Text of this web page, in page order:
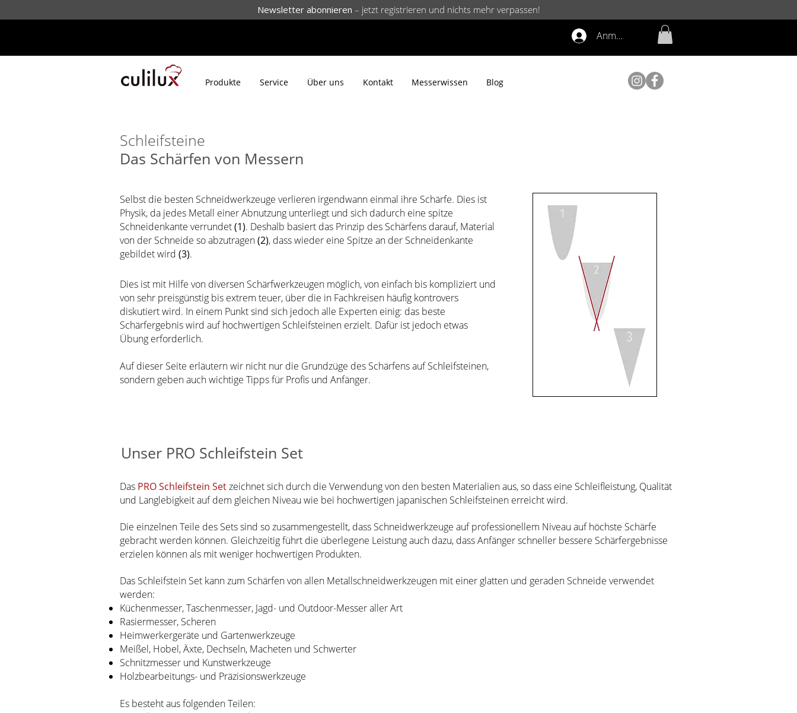
Newsletter abonnieren – jetzt registrieren und nichts mehr verpassen!
Anmelden
Produkte Service Über uns Kontakt Messerwissen Blog
Schleifsteine
Das Schärfen von Messern
Selbst die besten Schneidwerkzeuge verlieren irgendwann einmal ihre Schärfe. Dies ist
Physik, da jedes Metall einer Abnutzung unterliegt und sich dadurch eine spitze
Schneidenkante verrundet(1). Deshalb basiert das Prinzip des Schärfens darauf, Material
von der Schneide so abzutragen(2), dass wieder eine Spitze an der Schneidenkante
gebildet wird (3).
Dies ist mit Hilfe von diversen Schärfwerkzeugen möglich, von einfach bis kompliziert und
von sehr preisgünstig bis extrem teuer, über die in Fachkreisen häufig kontrovers
diskutiert wird. In einem Punkt sind sich jedoch alle Experten einig: das beste
Schärfergebnis wird auf hochwertigen Schleifsteinen erzielt. Dafür ist jedoch etwas
Übung erforderlich.
Auf dieser Seite erläutern wir nicht nur die Grundzüge des Schärfens auf Schleifsteinen,
sondern geben auch wichtige Tipps für Profis und Anfänger.
Unser PRO Schleifstein Set
Das PROSchleifstein Setzeichnet sich durch die Verwendung von den besten Materialien aus, so dass eine Schleifleistung, Qualität
und Langlebigkeit auf dem gleichen Niveau wie bei hochwertigen japanischen Schleifsteinen erreicht wird.
Die einzelnen Teile des Sets sind so zusammengestellt, dass Schneidwerkzeuge auf professionellem Niveau auf höchste Schärfe
gebracht werden können. Gleichzeitig führt die überlegene Leistung auch dazu, dass Anfänger schneller bessere Schärfergebnisse
erzielen können als mit weniger hochwertigen Produkten.
Das Schleifstein Set kann zum Schärfen von allen Metallschneidwerkzeugen mit einer glatten und geraden Schneide verwendet
werden:
Küchenmesser, Taschenmesser, Jagd- und Outdoor-Messer aller Art
Rasiermesser, Scheren
Heimwerkergeräte und Gartenwerkzeuge
Meißel, Hobel, Äxte, Dechseln, Macheten und Schwerter
Schnitzmesser und Kunstwerkzeuge
Holzbearbeitungs- und Präzisionswerkzeuge
Es besteht aus folgenden Teilen: